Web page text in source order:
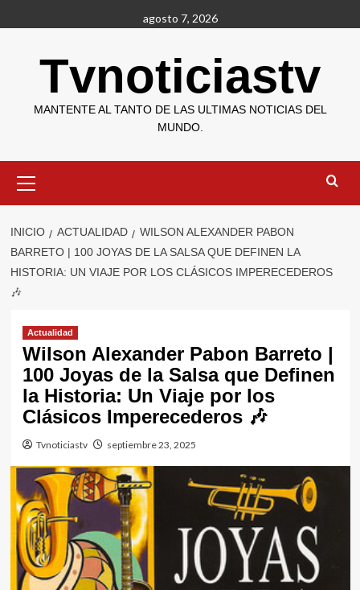
al
agosto 7, 2026
Tvnoticiastv
MANTENTE AL TANTO DE LAS ULTIMAS NOTICIAS DEL
MUNDO.
primario
INICIO ACTUALIDAD
WILSON ALEXANDER PABON
BARRETO | 100 JOYAS DE LA SALSA QUE DEFINEN LA
HISTORIA: UN VIAJE POR LOS CLÁSICOS IMPERECEDEROS
🎶
Actualidad
Wilson Alexander Pabon Barreto |
100 Joyas de la Salsa que Definen
la Historia: Un Viaje por los
Clásicos Imperecederos 🎶
Tvnoticiastv septiembre 23, 2025